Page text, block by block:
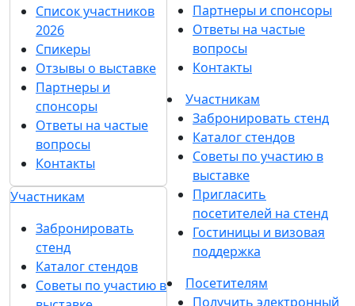
Список участников
2026
Спикеры
Отзывы о выставке
Партнеры и
спонсоры
Ответы на частые
вопросы
Контакты
Участникам
Забронировать
стенд
Каталог стендов
Советы по участию в
Партнеры и спонсоры
Ответы на частые
вопросы
Контакты
Участникам
Забронировать стенд
Каталог стендов
Советы по участию в
выставке
Пригласить
посетителей на стенд
Гостиницы и визовая
поддержка
Посетителям
Получить электронный